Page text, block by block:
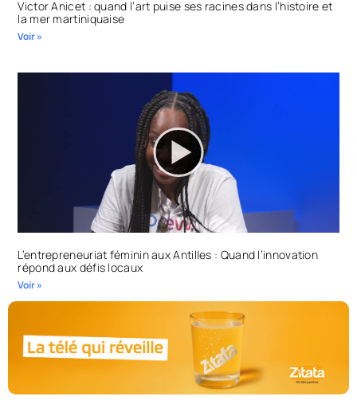
Victor Anicet : quand l’art puise ses racines dans l’histoire et
la mer martiniquaise
Voir »
L’entrepreneuriat féminin aux Antilles : Quand l’innovation
répond aux défis locaux
Voir »